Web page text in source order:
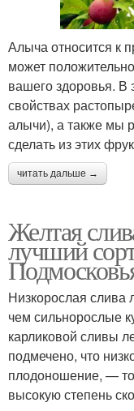
Алыча относится к
может
вашего здоровья. В
свойствах
алычи), а также мы
сделать из этих
читать дальше →
Желтая
лучший
Низкорослая слива
чем сильнорослые
карликовой сливы
подмечено, что
плодоношение, —
высокую степень